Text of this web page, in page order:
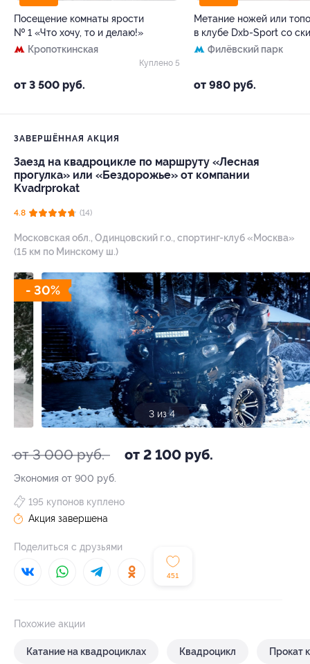
Посещение комнаты ярости
№ 1 «Что хочу, то и делаю!»
Кропоткинская
от 3 500 руб.
Куплено 5
Метание ножей или
в клубе Dxb-Sport со
Филёвский парк
от 980 руб.
ЗАВЕРШЁННАЯ АКЦИЯ
Заезд на квадроцикле по маршруту «Лесная
прогулка» или «Бездорожье» от компании
Kvadrprokat
4.8 (14)
Московская обл., Одинцовский г.о., спортинг-клуб «Москва»
(15 км по Минскому ш.)
- 30%
3 из 4
от 3 000 руб. от 2 100 руб.
Экономия от 900 руб.
451
195 купонов куплено
Акция завершена
Поделиться с друзьями
Похожие акции
Катание на квадроциклах Квадроцикл Прокат